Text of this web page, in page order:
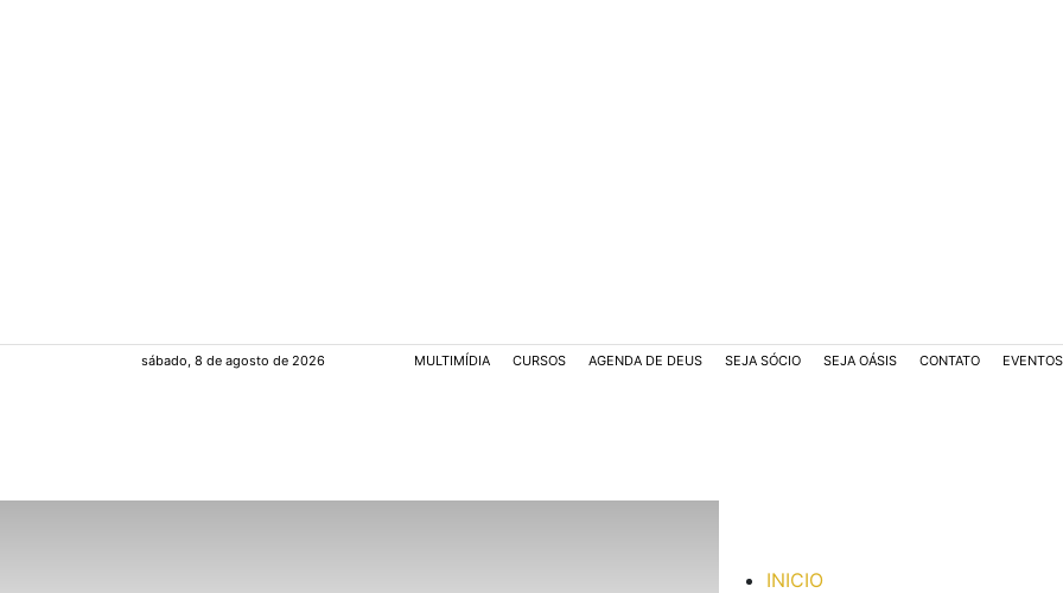
sábado, 8 de agosto de 2026 MULTIMÍDIA CURSOS AGENDA DE DEUS SEJA SÓCIO SEJA OÁSIS CONTATO EVENTOS
INICIO